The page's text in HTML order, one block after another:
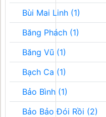
Bùi Mai Linh (1)
Băng Phách (1)
Băng Vũ (1)
Bạch Ca (1)
Bảo Bình (1)
Bảo Bảo Đói Rồi (2)